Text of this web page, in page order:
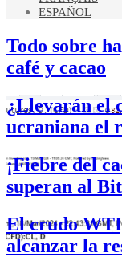
ESPAÑOL
Todo sobre
café y cacao
¿Llevarán el
ucraniana el
¡Fiebre del
superan al
El crudo
alcanzar la